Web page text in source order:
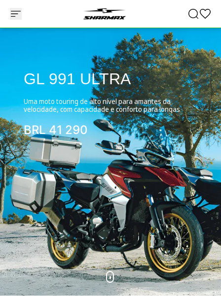
GL 991 ULTRA
Uma moto touring de alto nível para amantes da
velocidade, com capacidade e conforto para longas
BRL41 290